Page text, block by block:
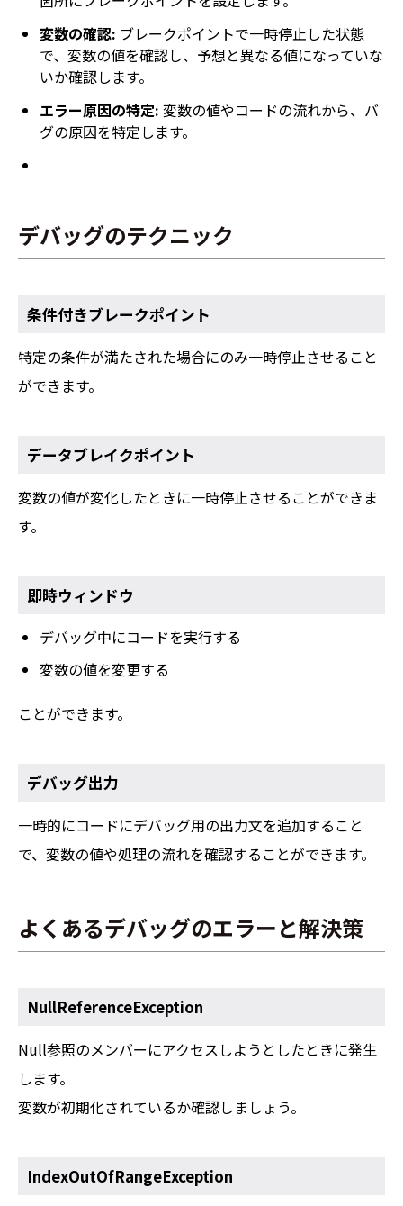
変数の確認: ブレークポイントで一時停止した状態
で、変数の値を確認し、予想と異なる値になっていな
いか確認します。
エラー原因の特定: 変数の値やコードの流れから、バ
グの原因を特定します。
デバッグのテクニック
条件付きブレークポイント
特定の条件が満たされた場合にのみ一時停止させること
ができます。
データブレイクポイント
変数の値が変化したときに一時停止させることができま
す。
即時ウィンドウ
デバッグ中にコードを実行する
変数の値を変更する
ことができます。
デバッグ出力
一時的にコードにデバッグ用の出力文を追加すること
で、変数の値や処理の流れを確認することができます。
よくあるデバッグのエラーと解決策
NullReferenceException
Null参照のメンバーにアクセスしようとしたときに発生
します。
変数が初期化されているか確認しましょう。
IndexOutOfRangeException